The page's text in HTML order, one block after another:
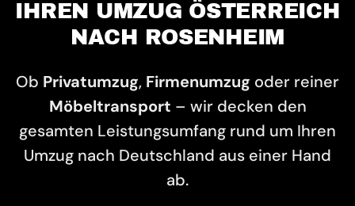
IHREN UMZUG ÖSTERREICH
NACH ROSENHEIM
Ob Privatumzug, Firmenumzug oder reiner
Möbeltransport – wir decken den
gesamten Leistungsumfang rund um Ihren
Umzug nach Deutschland aus einer Hand
ab.